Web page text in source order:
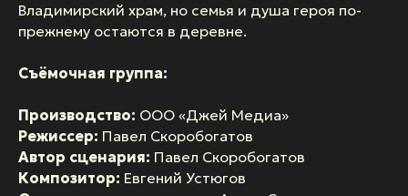
Владимирский храм, но семья и душа героя по-
прежнему остаются в деревне.
Съёмочная группа:
Производство: ООО «Джей Медиа»
Режиссер: Павел Скоробогатов
Автор сценария: Павел Скоробогатов
Композитор: Евгений Устюгов